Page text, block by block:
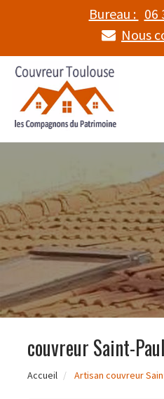
Bureau : 06
Nous
couvreur Saint-
Accueil Artisan couvreur